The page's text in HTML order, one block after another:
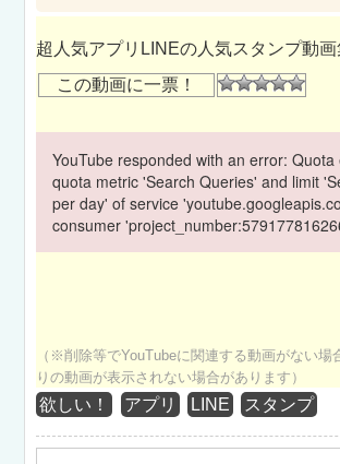
超人気アプリLINEの人気スタンプ動画
この動画に一票！
YouTube responded with an error:
quota metric 'Search Queries' and limit
per day' of service
consumer
（※削除等でYouTubeに関連する動画がない場
りの動画が表示されない場合があります）
欲しい！ アプリ LINE スタンプ